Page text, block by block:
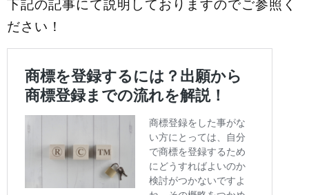
下記の記事にて説明しておりますのでご参照く
ださい！